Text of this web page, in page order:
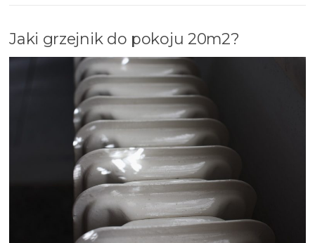
Jaki grzejnik do pokoju 20m2?